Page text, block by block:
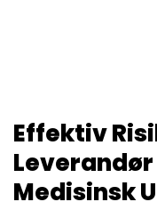
Effektiv
Medisinsk